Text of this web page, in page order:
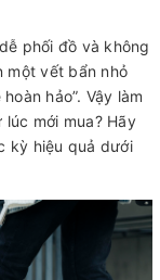
phối đồ và không
một vết bẩn nhỏ
hảo”. Vậy làm
mới mua? Hãy
kỳ hiệu quả dưới